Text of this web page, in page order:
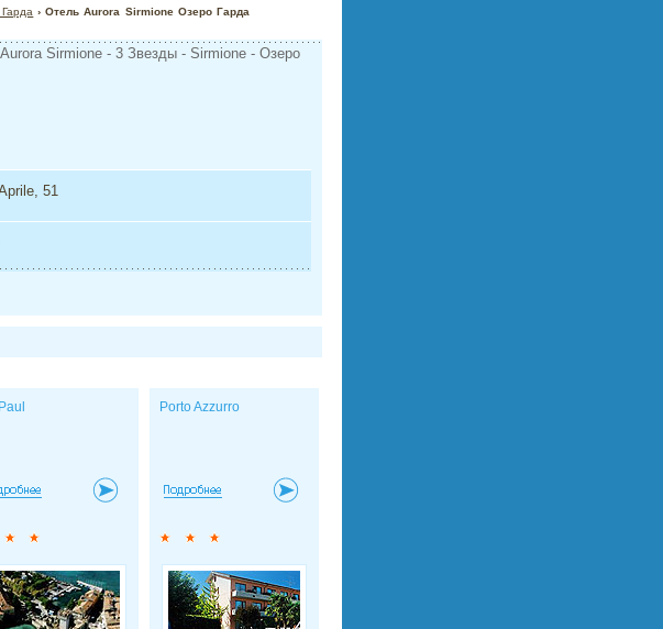
› Отель Aurora Sirmione Озеро Гарда
Sirmione - 3 Звезды - Sirmione - Озеро
51
Porto Azzurro